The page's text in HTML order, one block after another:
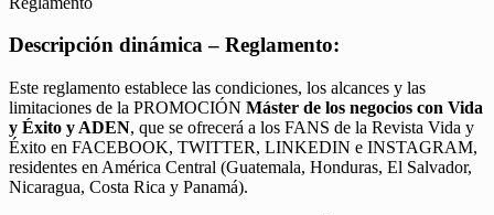
Descripción dinámica – Reglamento:
Este reglamento establece las condiciones, los alcances y las
limitaciones de la PROMOCIÓN Máster de los negocios con Vida
y Éxito y ADEN, que se ofrecerá a los FANS de la Revista Vida y
Éxito en FACEBOOK, TWITTER, LINKEDIN e INSTAGRAM,
residentes en América Central (Guatemala, Honduras, El Salvador,
Nicaragua, Costa Rica y Panamá).